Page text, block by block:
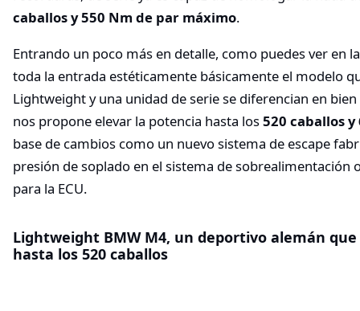
caballos y 550 Nm de par máximo.
Entrando un poco más en detalle, como puedes ver en
toda la entrada estéticamente básicamente el modelo
Lightweight y una unidad de serie se diferencian en
nos propone elevar la potencia hasta los520 caballos
base de cambios como un nuevo sistema de escape
presión de soplado en el sistema de sobrealimentación
para la ECU.
Lightweight BMW M4, un deportivo alemán
hasta los 520 caballos